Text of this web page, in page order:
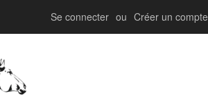
Se connecter ou Créer un compte